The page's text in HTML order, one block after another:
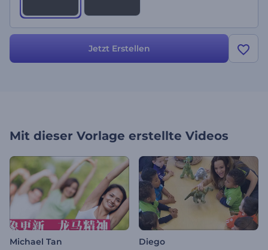
Jetzt Erstellen
Mit dieser Vorlage erstellte Videos
Michael Tan Diego